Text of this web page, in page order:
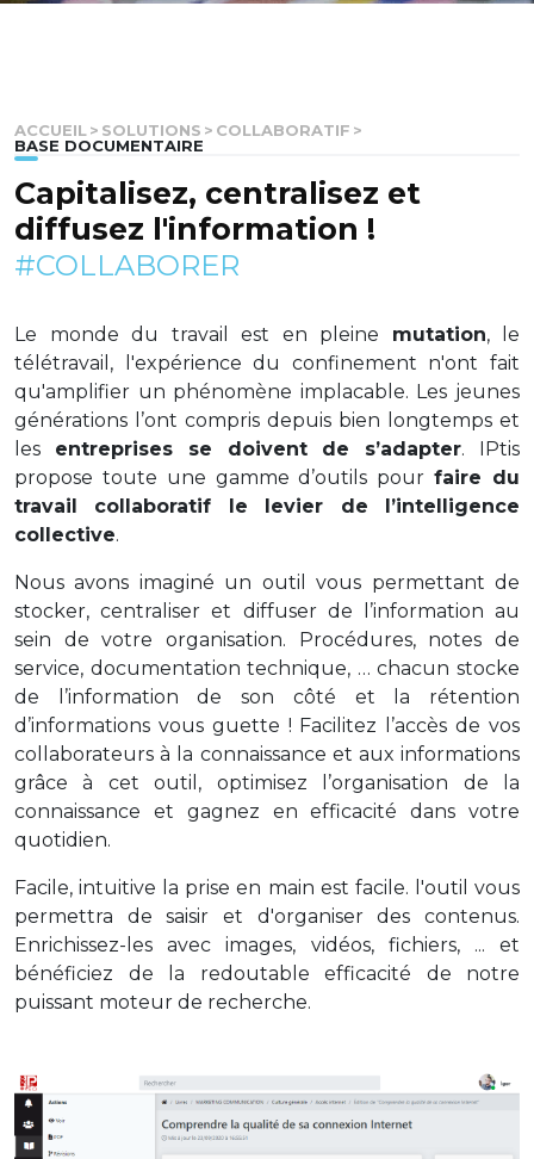
ACCUEIL> SOLUTIONS > COLLABORATIF >
BASE DOCUMENTAIRE
Capitalisez, centralisez et
diffusez l'information !
#COLLABORER
Le monde du travail est en pleine mutation, le
télétravail, l'expérience du confinement n'ont fait
qu'amplifier un phénomène implacable. Les jeunes
générations l’ont compris depuis bien longtemps et
les entreprises se doivent de s’adapter. IPtis
propose toute une gamme d’outils pourfaire du
travail collaboratif le levier de l’intelligence
collective.
Nous avons imaginé un outil vous permettant de
stocker, centraliser et diffuser de l’information au
sein de votre organisation. Procédures, notes de
service, documentation technique, … chacun stocke
de l’information de son côté et la rétention
d’informations vous guette ! Facilitez l’accès de vos
collaborateurs à la connaissance et aux informations
grâce à cet outil, optimisez l’organisation de la
connaissance et gagnez en efficacité dans votre
quotidien.
Facile, intuitive la prise en main est facile. l'outil vous
permettra de saisir et d'organiser des contenus.
Enrichissez-les avec images, vidéos, fichiers, ... et
bénéficiez de la redoutable efficacité de notre
puissant moteur de recherche.